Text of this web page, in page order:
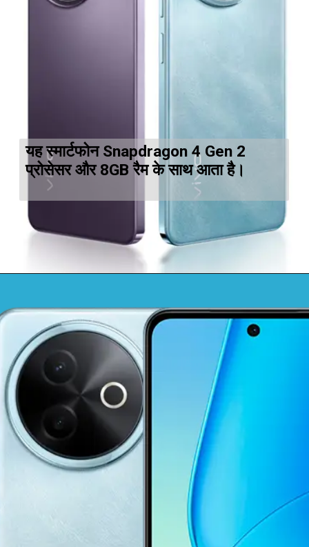
यह स्मार्टफोन Snapdragon 4 Gen 2
प्रोसेसर और 8GB रैम के साथ आता है।